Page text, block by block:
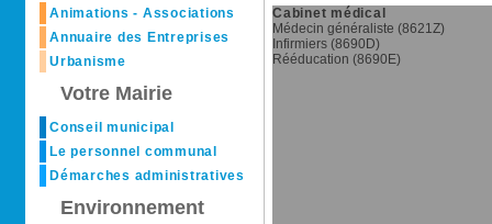
Animations - Associations
Annuaire des Entreprises
Urbanisme
Votre Mairie
Conseil municipal
Le personnel communal
Démarches administratives
Environnement
Cabinet médical
Médecin généraliste (8621Z)
Infirmiers (8690D)
Rééducation (8690E)